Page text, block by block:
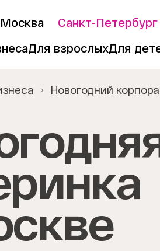
Москва Санкт-Петербург
Для взрослыхДля
Новогодний